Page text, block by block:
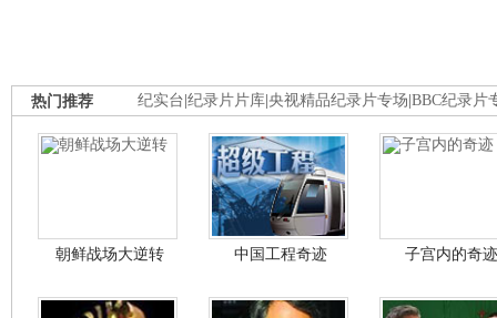
纪实台 纪录片片库 央视精品纪录片专场 BBC纪录片
热门推荐
朝鲜战场大逆转 中国工程奇迹 子宫内的奇迹